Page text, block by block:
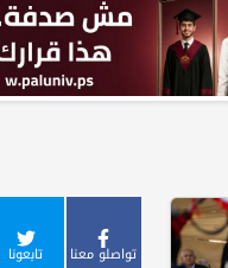
تواصلو معنا تابعونا